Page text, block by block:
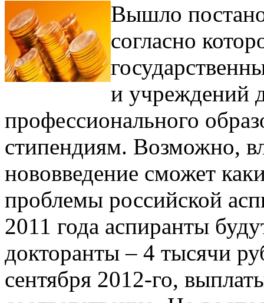
Вышло
согласно
и учреждений
профессионального
стипендиям. Возможно,
нововведение сможет
проблемы российской
2011 года аспиранты
докторанты – 4 тысячи
сентября 2012-го,